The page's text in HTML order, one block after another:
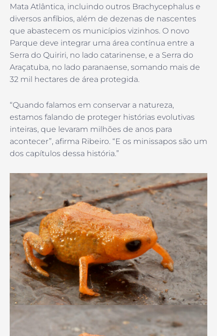
Mata Atlântica, incluindo outros Brachycephalus e
diversos anfíbios, além de dezenas de nascentes
que abastecem os municípios vizinhos. O novo
Parque deve integrar uma área contínua entre a
Serra do Quiriri, no lado catarinense, e a Serra do
Araçatuba, no lado paranaense, somando mais de
32 mil hectares de área protegida.
“Quando falamos em conservar a natureza,
estamos falando de proteger histórias evolutivas
inteiras, que levaram milhões de anos para
acontecer”, afirma Ribeiro. “E os minissapos são um
dos capítulos dessa história.”